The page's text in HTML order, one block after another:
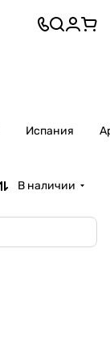
Испания
В наличии